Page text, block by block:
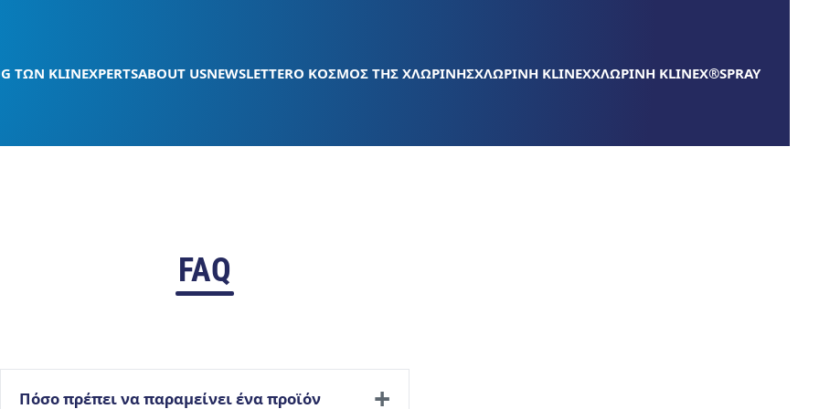
ΤΩΝ KLINEXPERTSABOUT USNEWSLETTERΟ ΚΟΣΜΟΣ ΤΗΣ ΧΛΩΡΙΝΗΣΧΛΩΡΙΝΗ KLINEXΧΛΩΡΙΝΗ KLINEX®SPRAY
FAQ
Πόσο πρέπει να παραμείνει ένα προϊόν